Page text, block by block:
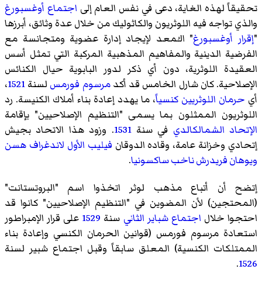
تحقيقاً لهذه الغاية، دعى في نفس العام إلى اجتماع أوغسبورغ
والذي تواجه فيه اللوثريون والكاثوليك من خلال عدة وثائق، أبرزها
"إقرار أوغسبورغ" الـُمعد لإيجاد إدارة عضوية ومتجانسة مع
الفرضية الدينية والمفاهيم المذهبية المركبة التي تمثل أسس
العقيدة اللوثرية، دون أي ذكر لدور البابوية حيال الكنائس
الإصلاحية. كان شارل الخامس قد أكدمرسوم فورمس لسنة1521،
أي حرمان اللوثريين كنسياً، ما يهدد إعادة بناء أملاك الكنيسة. رد
اللوثريون الممثلون بما يسمى "التنظيم الإصلاحيين" بإقامة
الإتحاد الشمالكالدي في سنة1531. وزود هذا الاتحاد بجيش
إتحادي وخزانة عامة، وقاده الدوقان فيليب الأول لاندغراف هسن
ويوهان فريدرش ناخب ساكسونيا.
إتضح أن أتباع مذهب لوثر اتخذوا اسم "البروتستانت"
(المحتجين) لأن المضوين في "التنظيم الإصلاحيين" كانوا قد
احتجوا خلال اجتماع شباير الثاني سنة 1529 على قرار الإمبراطور
استعادة مرسوم فورمس (قوانين الحرمان الكنسي وإعادة بناء
الممتلكات الكنسية) المعلق سابقاً وقبل اجتماع شبير لسنة
1526
.